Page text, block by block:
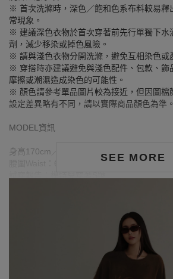
SEE MORE
※ 首次洗滌時，深色／飽和色系布料較易釋
常現象。
※ 建議深色衣物於首次穿著前先行單獨下水
劑，減少移染或掉色風險。
※ 請與淺色衣物分開洗滌，避免互相染色或
※ 穿搭時亦建議避免與淺色配件、包款、飾
摩擦或潮濕造成染色的可能性。
※ 顏色請參考單品圖片較為接近，但因圖檔
設定差異略有不同，請以實際商品顏色為準。
MODEL資訊
身高170cm／胸圍Bust：79cm
腰圍Waist：60cm／臀圍hips：90cm